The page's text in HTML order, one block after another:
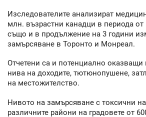
Изследователите анализират
млн. възрастни канадци в периода от
също и в продължение на 3 години
замърсяване в Торонто и Монреал.
Отчетени са и потенциално
нива на доходите, тютюнопушене,
на местожителство.
Нивото на замърсяване с токсични
различните райони на градовете от